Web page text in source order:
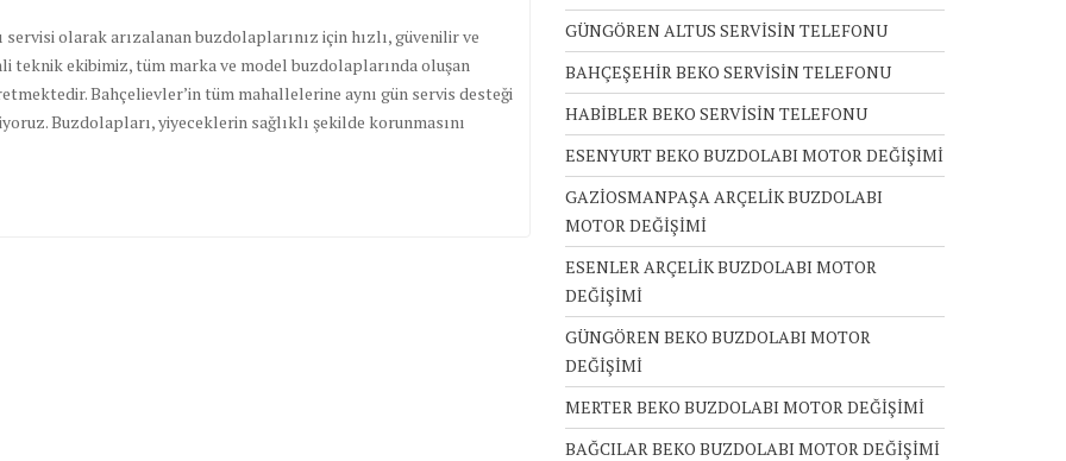
olarak arızalanan buzdolaplarınız için hızlı, güvenilir ve
teknik ekibimiz, tüm marka ve model buzdolaplarında oluşan
Bahçelievler’in tüm mahallelerine aynı gün servis desteği
Buzdolapları, yiyeceklerin sağlıklı şekilde korunmasını
GÜNGÖREN ALTUS SERVİSİN TELEFONU
BAHÇEŞEHİR BEKO SERVİSİN TELEFONU
HABİBLER BEKO SERVİSİN TELEFONU
ESENYURT BEKO BUZDOLABI MOTOR DEĞİŞİMİ
GAZİOSMANPAŞA ARÇELİK BUZDOLABI
MOTOR DEĞİŞİMİ
ESENLER ARÇELİK BUZDOLABI MOTOR
DEĞİŞİMİ
GÜNGÖREN BEKO BUZDOLABI MOTOR
DEĞİŞİMİ
MERTER BEKO BUZDOLABI MOTOR DEĞİŞİMİ
BAĞCILAR BEKO BUZDOLABI MOTOR DEĞİŞİMİ